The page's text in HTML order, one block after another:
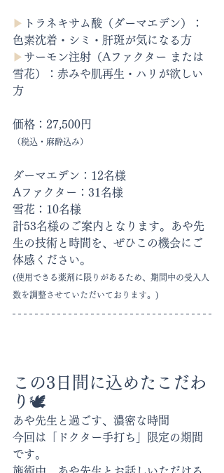
▶︎ トラネキサム酸（ダーマエデン）：
色素沈着・シミ・肝斑が気になる方
▶︎ サーモン注射（Aファクター または
雪花）：赤みや肌再生・ハリが欲しい
方
価格：27,500円
（税込・麻酔込み）
ダーマエデン：12名様
Aファクター：31名様
雪花：10名様
計53名様のご案内となります。あや先
生の技術と時間を、ぜひこの機会にご
体感ください。
(使用できる薬剤に限りがあるため、期間中の受入人
数を調整させていただいております。)
この3日間に込めたこだわ
り🕊️
あや先生と過ごす、濃密な時間
今回は「ドクター手打ち」限定の期間
です。